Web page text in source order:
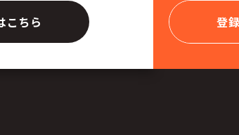
こちら 登